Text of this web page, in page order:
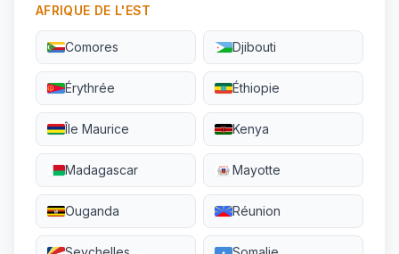
AFRIQUE DE L'EST
Comores Djibouti
Érythrée Éthiopie
Île Maurice Kenya
Madagascar Mayotte
Ouganda Réunion